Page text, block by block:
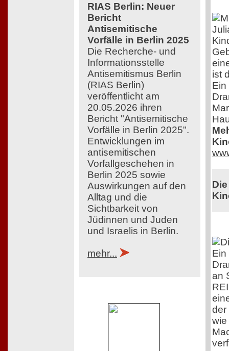
RIAS Berlin: Neuer
Bericht
Antisemitische
Vorfälle in Berlin 2025
Die Recherche- und
Informationsstelle
Antisemitismus Berlin
(RIAS Berlin)
veröffentlicht am
20.05.2026 ihren
Bericht "Antisemitische
Vorfälle in Berlin 2025".
Entwicklungen im
antisemitischen
Vorfallgeschehen in
Berlin 2025 sowie
Auswirkungen auf den
Alltag und die
Sichtbarkeit von
Jüdinnen und Juden
und Israelis in Berlin.
mehr...
ist
Ein
an
der
wie